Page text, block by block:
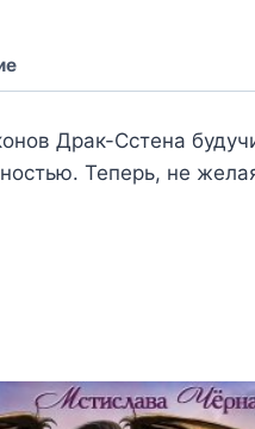
Драк-Сстена
Теперь, не